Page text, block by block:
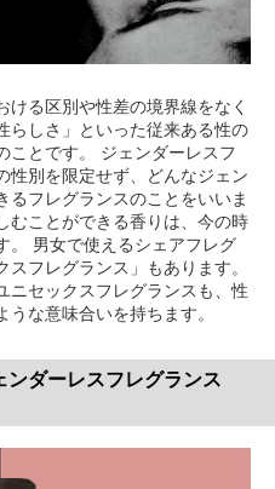
る区別や性差の境界線をなく
らしさ」といった従来ある性の
ことです。 ジェンダーレスフ
性別を限定せず、どんなジェン
るフレグランスのことをいいま
むことができる香りは、今の時
。 男女で使えるシェアフレグ
フレグランス」もあります。
ニセックスフレグランスも、性
な意味合いを持ちます。
ダーレスフレグランス